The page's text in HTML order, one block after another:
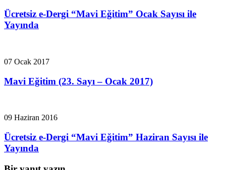
Ücretsiz e-Dergi “Mavi Eğitim” Ocak Sayısı ile
Yayında
07 Ocak 2017
Mavi Eğitim (23. Sayı – Ocak 2017)
09 Haziran 2016
Ücretsiz e-Dergi “Mavi Eğitim” Haziran Sayısı ile
Yayında